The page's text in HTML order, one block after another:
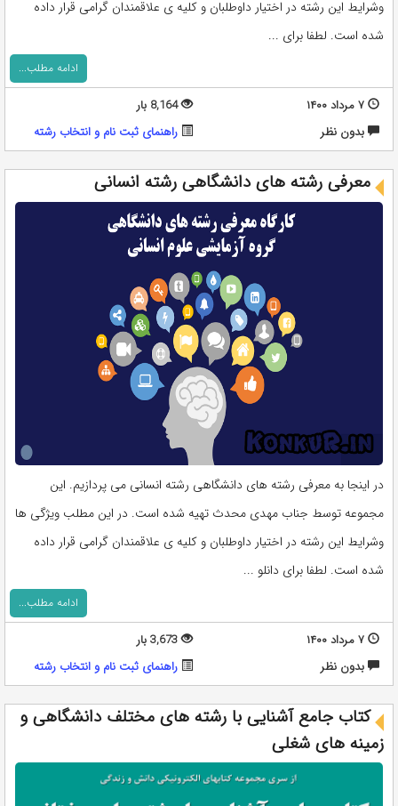
وشرایط این رشته در اختیار داوطلبان و کلیه ی علاقمندان گرامی قرار داده
شده است. لطفا برای ...
ادامه مطلب...
۷ مرداد ۱۴۰۰
8,164 بار
بدون نظر
راهنمای ثبت نام و انتخاب رشته
معرفی رشته های دانشگاهی رشته انسانی
در اینجا به معرفی رشته های دانشگاهی رشته انسانی می پردازیم. این
مجموعه توسط جناب مهدی محدث تهیه شده است. در این مطلب ویژگی ها
وشرایط این رشته در اختیار داوطلبان و کلیه ی علاقمندان گرامی قرار داده
شده است. لطفا برای دانلو ...
ادامه مطلب...
۷ مرداد ۱۴۰۰
3,673 بار
بدون نظر
راهنمای ثبت نام و انتخاب رشته
کتاب جامع آشنایی با رشته های مختلف دانشگاهی و
زمینه های شغلی